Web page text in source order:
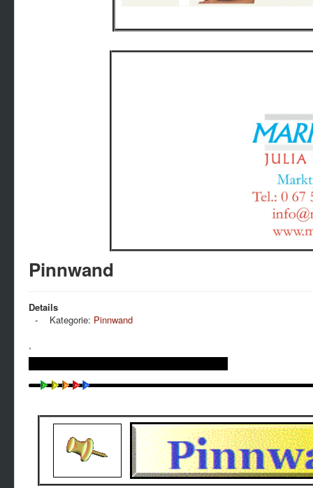
Pinnwand
Details
Kategorie: Pinnwand
,